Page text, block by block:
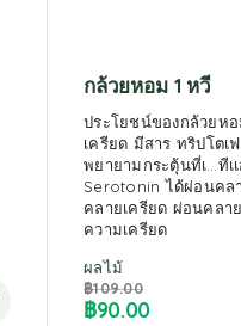
กล้วยหอม 1 หวี
ประโยชน์ของกล้วยห
เครียด มีสาร ทริปโตเ
พยายามกระตุ้นที่เ…ทีเ
Serotonin ได้ผ่อนคล
คลายเครียด ผ่อนคลาย
ความเครียด
ผลไม้
฿109.00
฿90.00